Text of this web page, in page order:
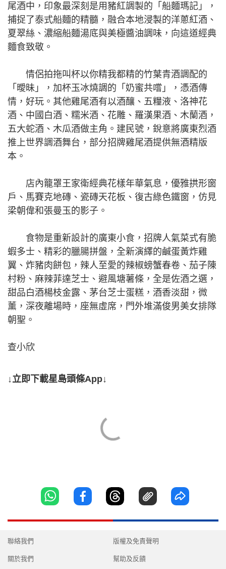
尾酒中，印象最深刻是用豬紅調製的「船麵瑪記」，
捕捉了泰式船麵的精髓，融合本地浸製的洋蔥紅酒、
夏翠絲、濃縮船麵湯底與美極醬油調味，向這道經典
麵食致敬。
情侶拍拖叫杯以你精我都精的竹葉青酒調配的
「曖昧」，加杯玉冰燒調的「奶蜜共嚐」，憑酒傳
情，好玩。其他雞尾酒有以酒釀、五糧液、洛神花
酒、中國白酒、糯米酒、花雕、羅漢果酒、木蘭酒，
五大蛇酒、木瓜酒做主角。建民號，銳意將廣東烈酒
推上世界調酒舞台，部分招牌雞尾酒提供無酒精版
本。
店內籠罩王家衛經典花樣年華氣息，優雅拱形窗
戶、馬賽克地磚、瓷磚天花板、復古綠色鐵窗，仿見
梁朝偉和張曼玉的影子。
食物是重新設計的廣東小食，招牌人氣菜式有脆
蝦多士、精彩的臘腸拼盤，全新演繹的鹹蛋黃炸雞
翼、炸豬肉餅包，辣人至愛的辣椒螃蟹春卷、茄子陳
村粉、麻辣菲達芝士、避風塘薯條，全是佐酒之選，
甜品白酒楊枝金露、茅台芝士蛋糕，酒香淡甜，微
薰，深夜離場時，座無虛席，門外堆滿俊男美女排隊
朝聖。
查小欣
↓立即下載星島頭條App↓
聯絡我們
關於我們
版權及免責聲明
幫助及反饋